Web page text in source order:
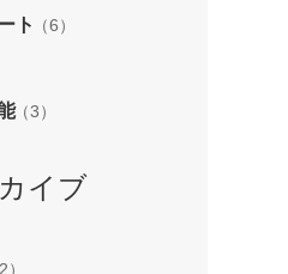
ト （6）
（3）
イブ
）